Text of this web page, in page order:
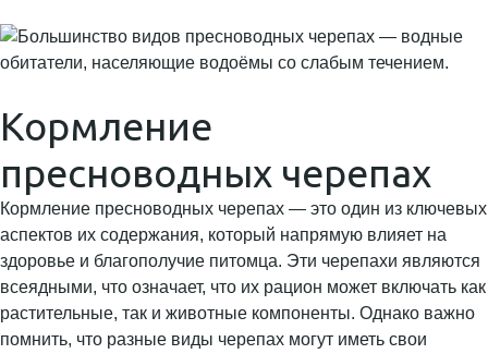
Кормление
пресноводных черепах
Кормление пресноводных черепах — это один из ключевых
аспектов их содержания, который напрямую влияет на
здоровье и благополучие питомца. Эти черепахи являются
всеядными, что означает, что их рацион может включать как
растительные, так и животные компоненты. Однако важно
помнить, что разные виды черепах могут иметь свои